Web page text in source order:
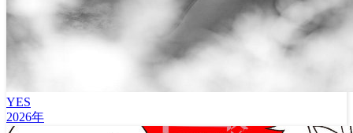
YES
2026年